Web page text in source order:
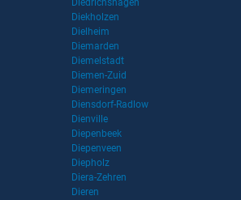
Diedrichshagen
Diekholzen
Dielheim
Diemarden
Diemelstadt
Diemen-Zuid
Diemeringen
Diensdorf-Radlow
Dienville
Diepenbeek
Diepenveen
Diepholz
Diera-Zehren
Dieren